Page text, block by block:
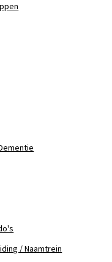
/ Naamtrein